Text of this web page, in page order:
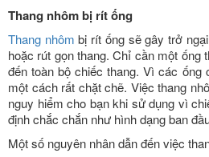
Thang nhôm bị rít ống
Thang nhôm bị rít ống sẽ gây trở
hoặc rút gọn thang. Chỉ cần một ống
đến toàn bộ chiếc thang. Vì các ống
một cách rất chặt chẽ. Việc thang
nguy hiểm cho bạn khi sử dụng vì
định chắc chắn như hình dạng ban
Một số nguyên nhân dẫn đến việc